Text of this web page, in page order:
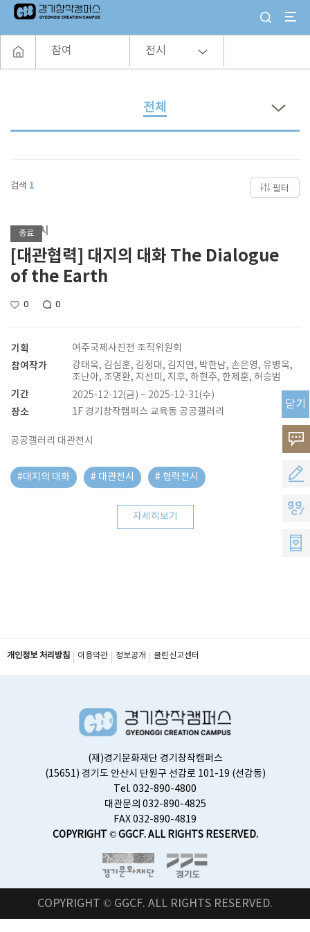
고
리
공
모
지
지
닫기
참여 전시
전체
검색 1 필터
종료
협력전시
[대관협력] 대지의 대화 The Dialogue
of the Earth
0 0
기획 여주국제사진전 조직위원회
참여작가
강태욱, 김심훈, 김정대, 김지연, 박한남, 손은영, 유병욱,
조난아, 조명환, 지선미, 지후, 하현주, 한제훈, 허승범
기간 2025-12-12(금) ~ 2025-12-31(수)
장소 1F 경기창작캠퍼스 교육동 공공갤러리
공공갤러리 대관전시
#대지의 대화 # 대관전시 # 협력전시
자세히보기
개인정보 처리방침 이용약관 정보공개 클린신고센터
(재)경기문화재단 경기창작캠퍼스
(15651) 경기도 안산시 단원구 선감로 101-19 (선감동)
Tel. 032-890-4800
대관문의 032-890-4825
FAX 032-890-4819
COPYRIGHT © GGCF. ALL RIGHTS RESERVED.
COPYRIGHT © GGCF. ALL RIGHTS RESERVED.